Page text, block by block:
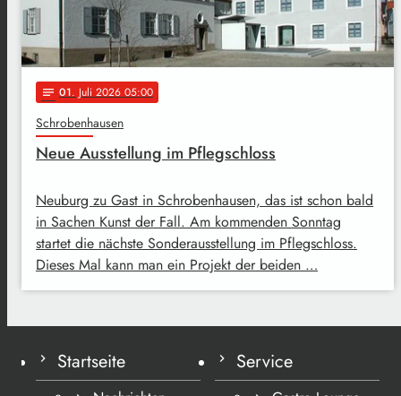
notes 01. Juli 2026 05:00
Schrobenhausen
Neue Ausstellung im Pflegschloss
Neuburg zu Gast in Schrobenhausen, das ist schon bald
in Sachen Kunst der Fall. Am kommenden Sonntag
startet die nächste Sonderausstellung im Pflegschloss.
Dieses Mal kann man ein Projekt der beiden …
Startseite Service